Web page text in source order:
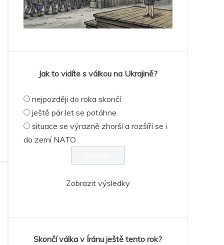
Jak to vidíte s válkou na Ukrajině?
nejpozději do roka skončí
ještě pár let se potáhne
situace se výrazně zhorší a rozšíří se i
do zemí NATO
Zobrazit výsledky
Skončí válka v Íránu ještě tento rok?